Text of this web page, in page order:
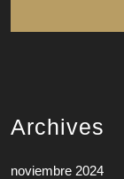
Archives
noviembre 2024